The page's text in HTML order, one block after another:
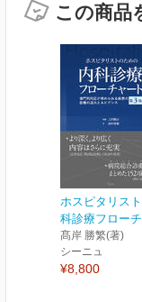
この商品
ホスピタリス
科診療フロー
髙岸 勝繁(著)
シーニュ
¥8,800